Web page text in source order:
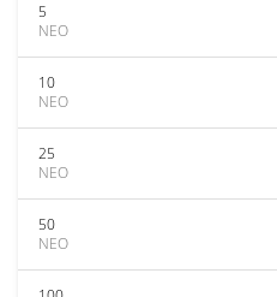
5
NEO
10
NEO
25
NEO
50
NEO